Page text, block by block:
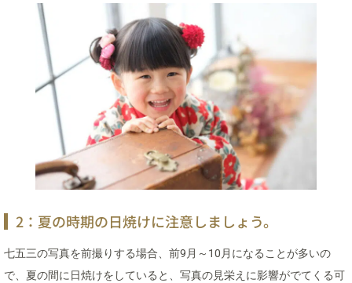
2：夏の時期の日焼けに注意しましょう。
七五三の写真を前撮りする場合、前9月～10月になることが多いの
で、夏の間に日焼けをしていると、写真の見栄えに影響がでてくる可